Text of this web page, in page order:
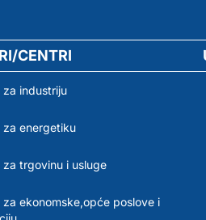
CENTRI
za industriju
za energetiku
za trgovinu i usluge
za ekonomske,opće poslove i